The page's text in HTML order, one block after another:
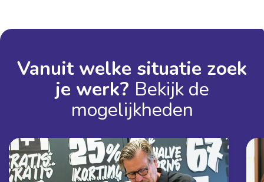
Vanuit welke situatie zoek
je werk? Bekijk de
mogelijkheden